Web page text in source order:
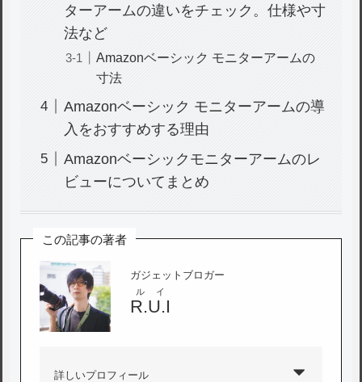
ターアームの違いをチェック。仕様や寸
法など
Amazonベーシック モニターアームの
寸法
Amazonベーシック モニターアームの導
入をおすすめする理由
Amazonベーシックモニターアームのレ
ビューについてまとめ
この記事の著者
ガジェットブロガー
R.U.I
ルイ
詳しいプロフィール